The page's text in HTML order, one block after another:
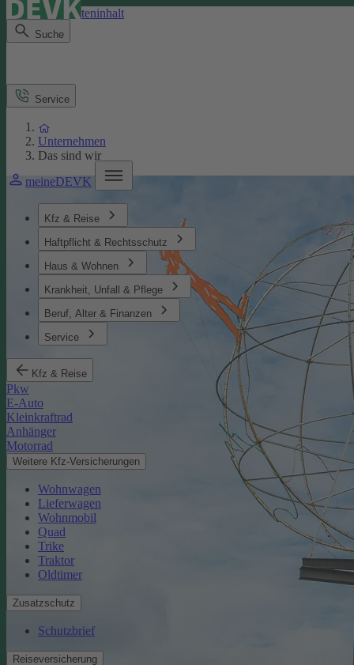
Direkt zum Seiteninhalt
Suche
meineDEVK
Kfz & Reise
Haftpflicht & Rechtsschutz
Haus & Wohnen
Krankheit, Unfall & Pflege
Beruf, Alter & Finanzen
Service
Kfz & Reise
Pkw
E-Auto
Kleinkraftrad
Anhänger
Motorrad
Weitere Kfz-Versicherungen
Wohnwagen
Lieferwagen
Wohnmobil
Quad
Trike
Traktor
Oldtimer
Zusatzschutz
Schutzbrief
Reiseversicherung
Service
Unternehmen
Das sind wir